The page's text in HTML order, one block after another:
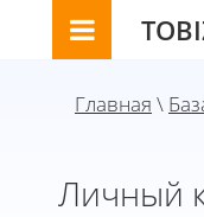
Главная \
Личный